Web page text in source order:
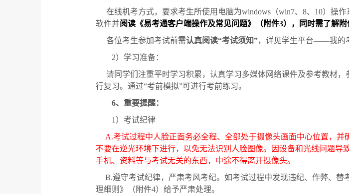
在线机考方式，要求考生所使用电脑为windows （win7、 8、 10）操作
软件并阅读《易考通客户端操作及常见问题》（附件3），同时需了解附
各位考生参加考试前需认真阅读“考试须知”，详见学生平台——我的
2）学习准备：
请同学们注重平时学习积累，认真学习多媒体网络课件及参考教材
行复习。通过“考前模拟”可进行考前练习。
6、重要提醒：
1 ）考试纪律
A.考试过程中人脸正面务必全程、全部处于摄像头画面中心位置，并
不要在逆光环境下进行，以免无法识别人脸图像。因设备和光线问题导
手机、资料等与考试无关的东西，中途不得离开摄像头。
B.遵守考试纪律，严肃考风考纪。如考试过程中发现违纪、作弊、
理细则》（附件4）给予严肃处理。